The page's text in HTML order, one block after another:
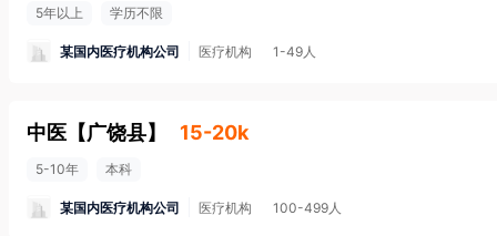
5年以上 学历不限
某国内医疗机构公司 医疗机构 1-49人
中医 【广饶县】 15-20k
5-10年 本科
某国内医疗机构公司 医疗机构 100-499人